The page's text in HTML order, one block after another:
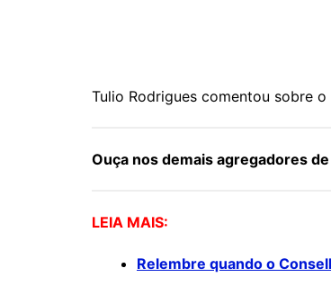
Tulio Rodrigues comentou sobre
Ouça nos demais agregadores
LEIA MAIS:
Relembre quando o